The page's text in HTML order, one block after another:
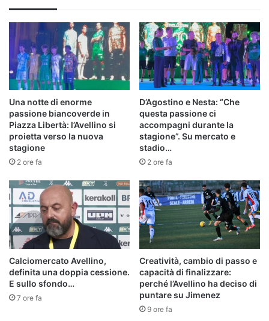
Una notte di enorme
passione biancoverde in
Piazza Libertà: l’Avellino si
proietta verso la nuova
stagione
2 ore fa
D’Agostino e Nesta: “Che
questa passione ci
accompagni durante la
stagione”. Su mercato e
stadio…
2 ore fa
Calciomercato Avellino,
definita una doppia cessione.
E sullo sfondo…
7 ore fa
Creatività, cambio di passo e
capacità di finalizzare:
perché l’Avellino ha deciso di
puntare su Jimenez
9 ore fa